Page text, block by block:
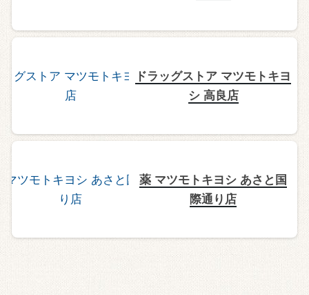
ドラッグストア マツモトキヨ
シ 高良店
薬 マツモトキヨシ あさと国
際通り店